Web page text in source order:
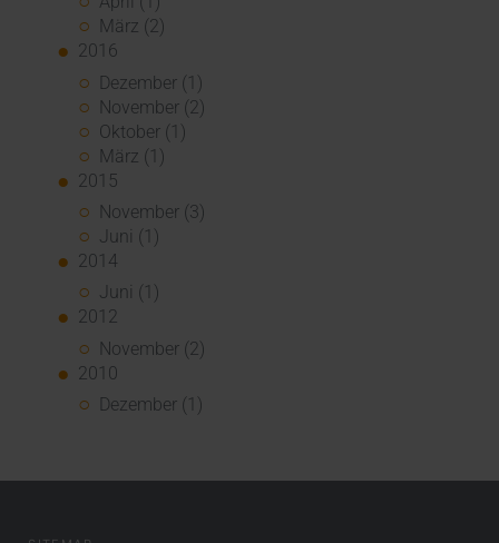
März (2)
2016
Dezember (1)
November (2)
Oktober (1)
März (1)
2015
November (3)
Juni (1)
2014
Juni (1)
2012
November (2)
2010
Dezember (1)